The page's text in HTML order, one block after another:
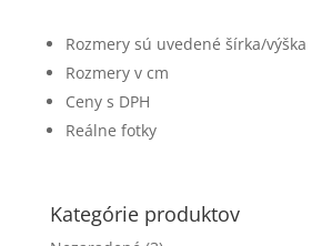
Rozmery sú uvedené šírka/výška
Rozmery v cm
Ceny s DPH
Reálne fotky
Kategórie produktov